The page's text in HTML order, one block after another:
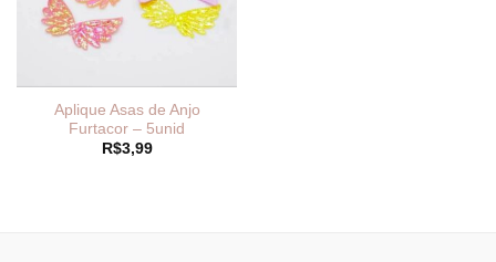
Aplique Asas de Anjo
Furtacor – 5unid
R$3,99